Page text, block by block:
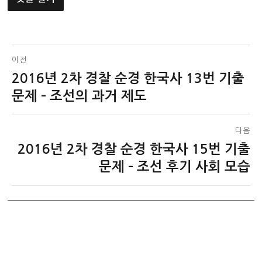
글
탐
색
이전
이
전
2016년 2차 경찰 순경 한국사 13번 기출
문제 – 조선의 과거 제도
다음
다2016년 2차 경찰 순경 한국사 15번 기출
문제 – 조선 후기 사회 모습